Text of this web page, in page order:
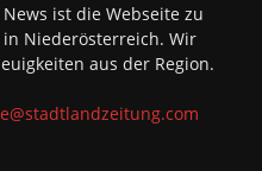
ist die Webseite zu
in Niederösterreich. Wir
aus der Region.